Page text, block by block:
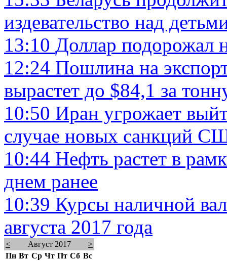
издевательство над
13:10 Доллар подорожал
12:24 Пошлина на
вырастет до $84,1 за
10:50 Иран угрожает
случае новых санкций
10:44 Нефть растет в
днем ранее
10:39 Курсы наличной
августа 2017 года
< Август 2017
>
Пн Вт Ср Чт Пт Сб Вс